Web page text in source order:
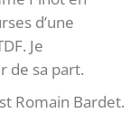
d’une
Je
de sa part.
Romain Bardet.